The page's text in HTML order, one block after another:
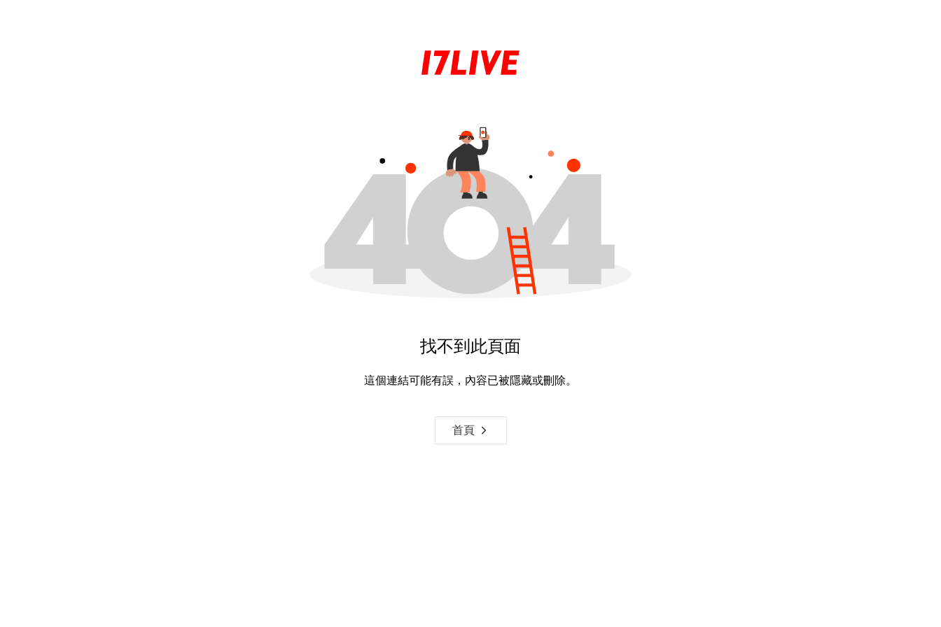
找不到此頁面
這個連結可能有誤，內容已被隱藏或刪除。
首頁